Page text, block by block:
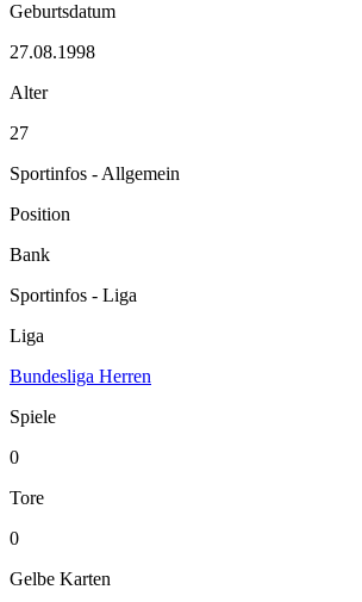
Geburtsdatum
27.08.1998
Alter
27
Sportinfos - Allgemein
Position
Bank
Sportinfos - Liga
Liga
Bundesliga Herren
Spiele
0
Tore
0
Gelbe Karten